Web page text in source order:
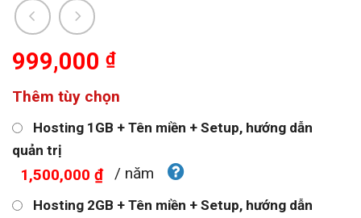
999,000 ₫
Thêm tùy chọn
Hosting 1GB + Tên miền + Setup, hướng dẫn
quản trị
1,500,000 ₫ / năm
Hosting 2GB + Tên miền + Setup, hướng dẫn